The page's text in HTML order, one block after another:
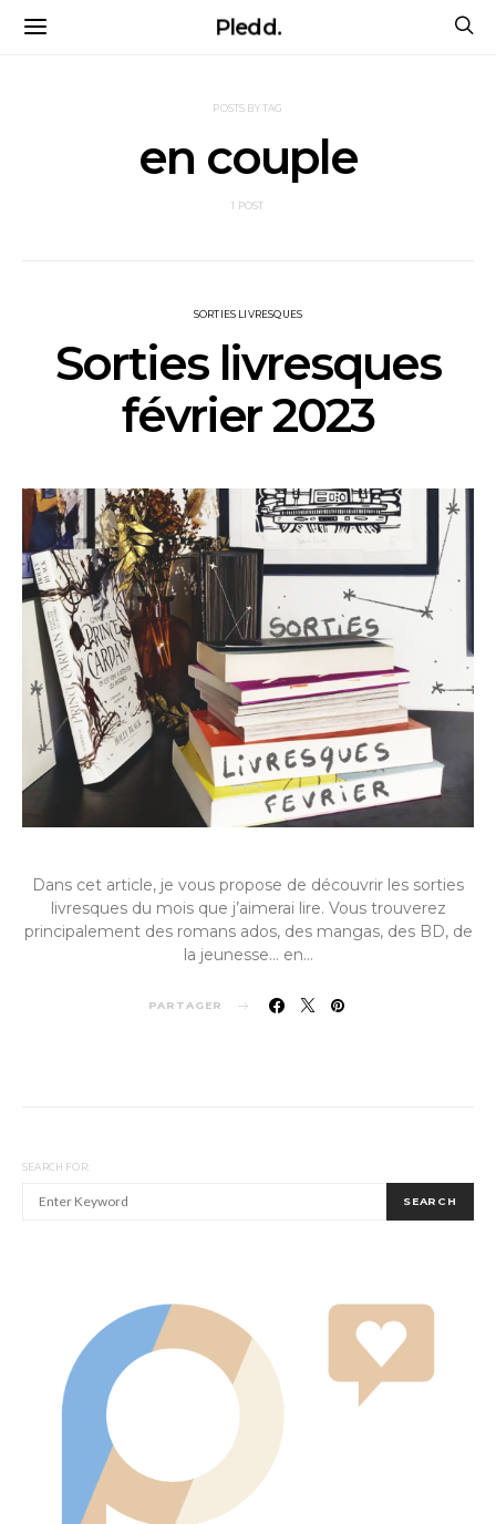
Pledd.
POSTS BY TAG
en couple
1 POST
SORTIES LIVRESQUES
Sorties livresques
février 2023
Dans cet article, je vous propose de découvrir les sorties
livresques du mois que j’aimerai lire. Vous trouverez
principalement des romans ados, des mangas, des BD, de
la jeunesse… en…
PARTAGER
SEARCH FOR:
SEARCH